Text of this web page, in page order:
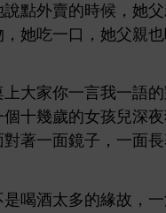
點 賣 候，
，
父親也
言 語
個 幾歲 女孩兒
對著 面鏡子， 面
酒太
緣故，